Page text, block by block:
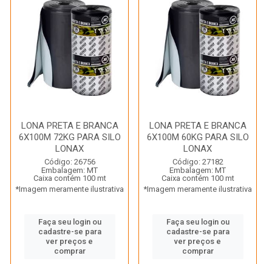
LONA PRETA E BRANCA
6X100M 72KG PARA SILO
LONAX
Código: 26756
Embalagem: MT
Caixa contém 100 mt
*Imagem meramente ilustrativa
Faça seu login ou
cadastre-se para
ver preços e
comprar
LONA PRETA E BRANCA
6X100M 60KG PARA SILO
LONAX
Código: 27182
Embalagem: MT
Caixa contém 100 mt
*Imagem meramente ilustrativa
Faça seu login ou
cadastre-se para
ver preços e
comprar